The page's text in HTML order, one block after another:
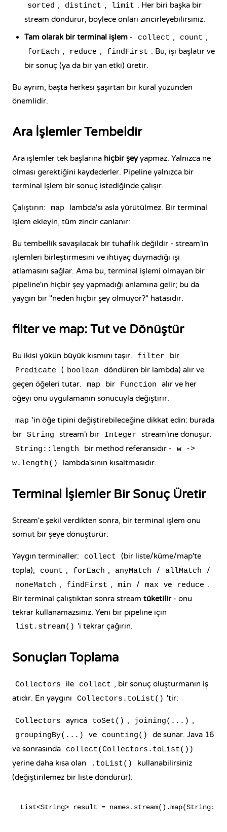
sorted , distinct , limit . Her biri başka bir
stream döndürür, böylece onları zincirleyebilirsiniz.
Tam olarak bir terminal işlem - collect , count ,
forEach , reduce , findFirst . Bu, işi başlatır ve
bir sonuç (ya da bir yan etki) üretir.
Bu ayrım, başta herkesi şaşırtan bir kural yüzünden
önemlidir.
Ara İşlemler Tembeldir
Ara işlemler tek başlarına hiçbir şeyyapmaz. Yalnızca ne
olması gerektiğini kaydederler. Pipeline yalnızca bir
terminal işlem bir sonuç istediğinde çalışır.
Çalıştırın: map
lambda'sı asla yürütülmez. Bir terminal
işlem ekleyin, tüm zincir canlanır:
Bu tembellik savaşılacak bir tuhaflık değildir - stream'in
işlemleri birleştirmesini ve ihtiyaç duymadığı işi
atlamasını sağlar. Ama bu, terminal işlemi olmayan bir
pipeline'ın hiçbir şey yapmadığı anlamına gelir; bu da
yaygın bir "neden hiçbir şey olmuyor?" hatasıdır.
filter ve map: Tut ve Dönüştür
Bu ikisi yükün büyük kısmını taşır. filter bir
Predicate ( boolean
döndüren bir lambda) alır ve
geçen öğeleri tutar.
map bir Function
alır ve her
öğeyi onu uygulamanın sonucuyla değiştirir.
map 'in öğe tipini değiştirebileceğine dikkat edin: burada
bir String stream'i bir Integer stream'ine dönüşür.
String::length bir method referansıdır -
w ->
w.length()
lambda'sının kısaltmasıdır.
Terminal İşlemler Bir Sonuç Üretir
Stream'e şekil verdikten sonra, bir terminal işlem onu
somut bir şeye dönüştürür:
Yaygın terminaller: collect
(bir liste/küme/map'te
topla),
count , forEach , anyMatch / allMatch /
noneMatch , findFirst , min / max ve reduce .
Bir terminal çalıştıktan sonra stream tüketilir- onu
tekrar kullanamazsınız. Yeni bir pipeline için
list.stream() 'i tekrar çağırın.
Sonuçları Toplama
Collectors ile collect , bir sonuç oluşturmanın iş
atıdır. En yaygını
Collectors.toList() 'tir:
Collectors ayrıca toSet() , joining(...) ,
groupingBy(...) ve counting()
de sunar. Java 16
ve sonrasında
collect(Collectors.toList())
yerine daha kısa olan .toList()
kullanabilirsiniz
(değiştirilemez bir liste döndürür):